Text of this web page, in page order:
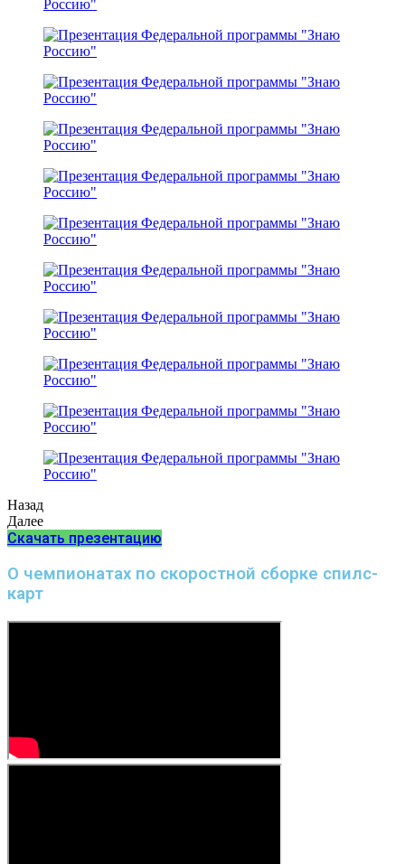
Назад
Далее
Скачать презентацию
О чемпионатах по скоростной сборке спилс-
карт